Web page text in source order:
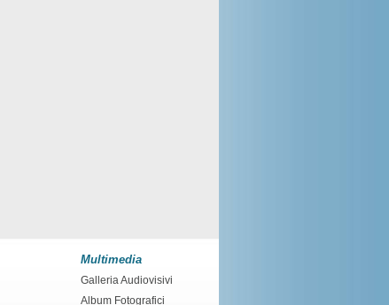
Multimedia
Galleria Audiovisivi
Album Fotografici